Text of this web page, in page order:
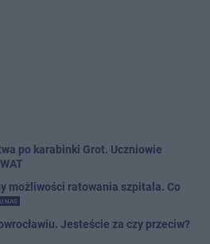
po karabinki Grot. Uczniowie
możliwości ratowania szpitala. Co
NAS
Jesteście za czy przeciw?